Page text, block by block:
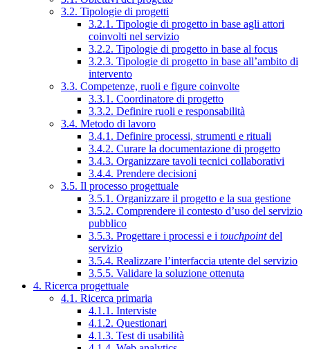
3.2. Tipologie di progetti
3.2.1. Tipologie di progetto in base agli attori
coinvolti nel servizio
3.2.2. Tipologie di progetto in base al focus
3.2.3. Tipologie di progetto in base all’ambito di
intervento
3.3. Competenze, ruoli e figure coinvolte
3.3.1. Coordinatore di progetto
3.3.2. Definire ruoli e responsabilità
3.4. Metodo di lavoro
3.4.1. Definire processi, strumenti e rituali
3.4.2. Curare la documentazione di progetto
3.4.3. Organizzare tavoli tecnici collaborativi
3.4.4. Prendere decisioni
3.5. Il processo progettuale
3.5.1. Organizzare il progetto e la sua gestione
3.5.2. Comprendere il contesto d’uso del servizio
pubblico
3.5.3. Progettare i processi e i touchpointdel
servizio
3.5.4. Realizzare l’interfaccia utente del servizio
3.5.5. Validare la soluzione ottenuta
4. Ricerca progettuale
4.1. Ricerca primaria
4.1.1. Interviste
4.1.2. Questionari
4.1.3. Test di usabilità